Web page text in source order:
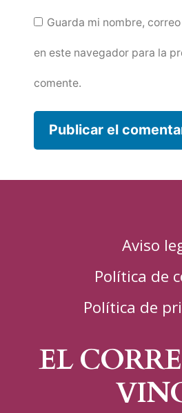
Guarda mi nombre,
en este navegador para la
comente.
Aviso
Política de
Política de
EL